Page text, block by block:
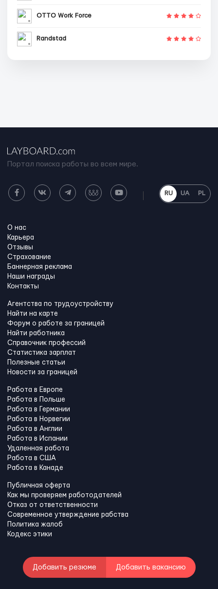
OTTO Work Force
Randstad
Портал поиска работы во всем мире.
RU UA PL
О нас
Карьера
Отзывы
Страхование
Баннерная реклама
Наши награды
Контакты
Агентства по трудоустройству
Найти на карте
Форум о работе за границей
Найти работника
Справочник профессий
Статистика зарплат
Полезные статьи
Новости за границей
Работа в Европе
Работа в Польше
Работа в Германии
Работа в Норвегии
Работа в Англии
Работа в Испании
Удаленная работа
Работа в США
Работа в Канадe
Публичная оферта
Как мы проверяем работодателей
Отказ от ответственности
Современное утверждение рабства
Политика жалоб
Кодекс этики
Добавить резюме Добавить вакансию